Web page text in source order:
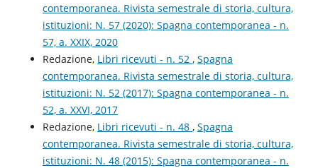
contemporanea. Rivista semestrale di storia, cultura,
istituzioni: N. 57 (2020): Spagna contemporanea - n.
57, a. XXIX, 2020
Redazione, Libri ricevuti - n. 52 , Spagna
contemporanea. Rivista semestrale di storia, cultura,
istituzioni: N. 52 (2017): Spagna contemporanea - n.
52, a. XXVI, 2017
Redazione, Libri ricevuti - n. 48 , Spagna
contemporanea. Rivista semestrale di storia, cultura,
istituzioni: N. 48 (2015): Spagna contemporanea - n.